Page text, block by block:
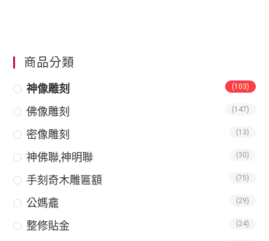
商品分類
神像雕刻 (103)
佛像雕刻 (147)
密像雕刻 (13)
神佛聯,神明聯 (30)
手刻奇木雕匾額 (75)
公媽龕 (29)
整修貼金 (24)